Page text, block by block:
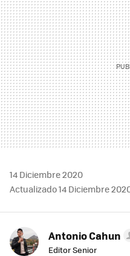
14 Diciembre 2020
Actualizado 14 Diciembre
Antonio Cahun
Editor Senior